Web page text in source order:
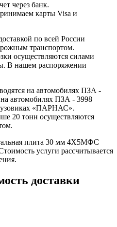
через банк.
карты Visa и
по всей России
транспортом.
осуществляются силами
В нашем распоряжении
на автомобилях ПЗА -
автомобилях ПЗА - 3998
«ПАРНАС».
20 тонн осуществляются
плита 30 мм 4Х5МФС
услуги рассчитывается
доставки